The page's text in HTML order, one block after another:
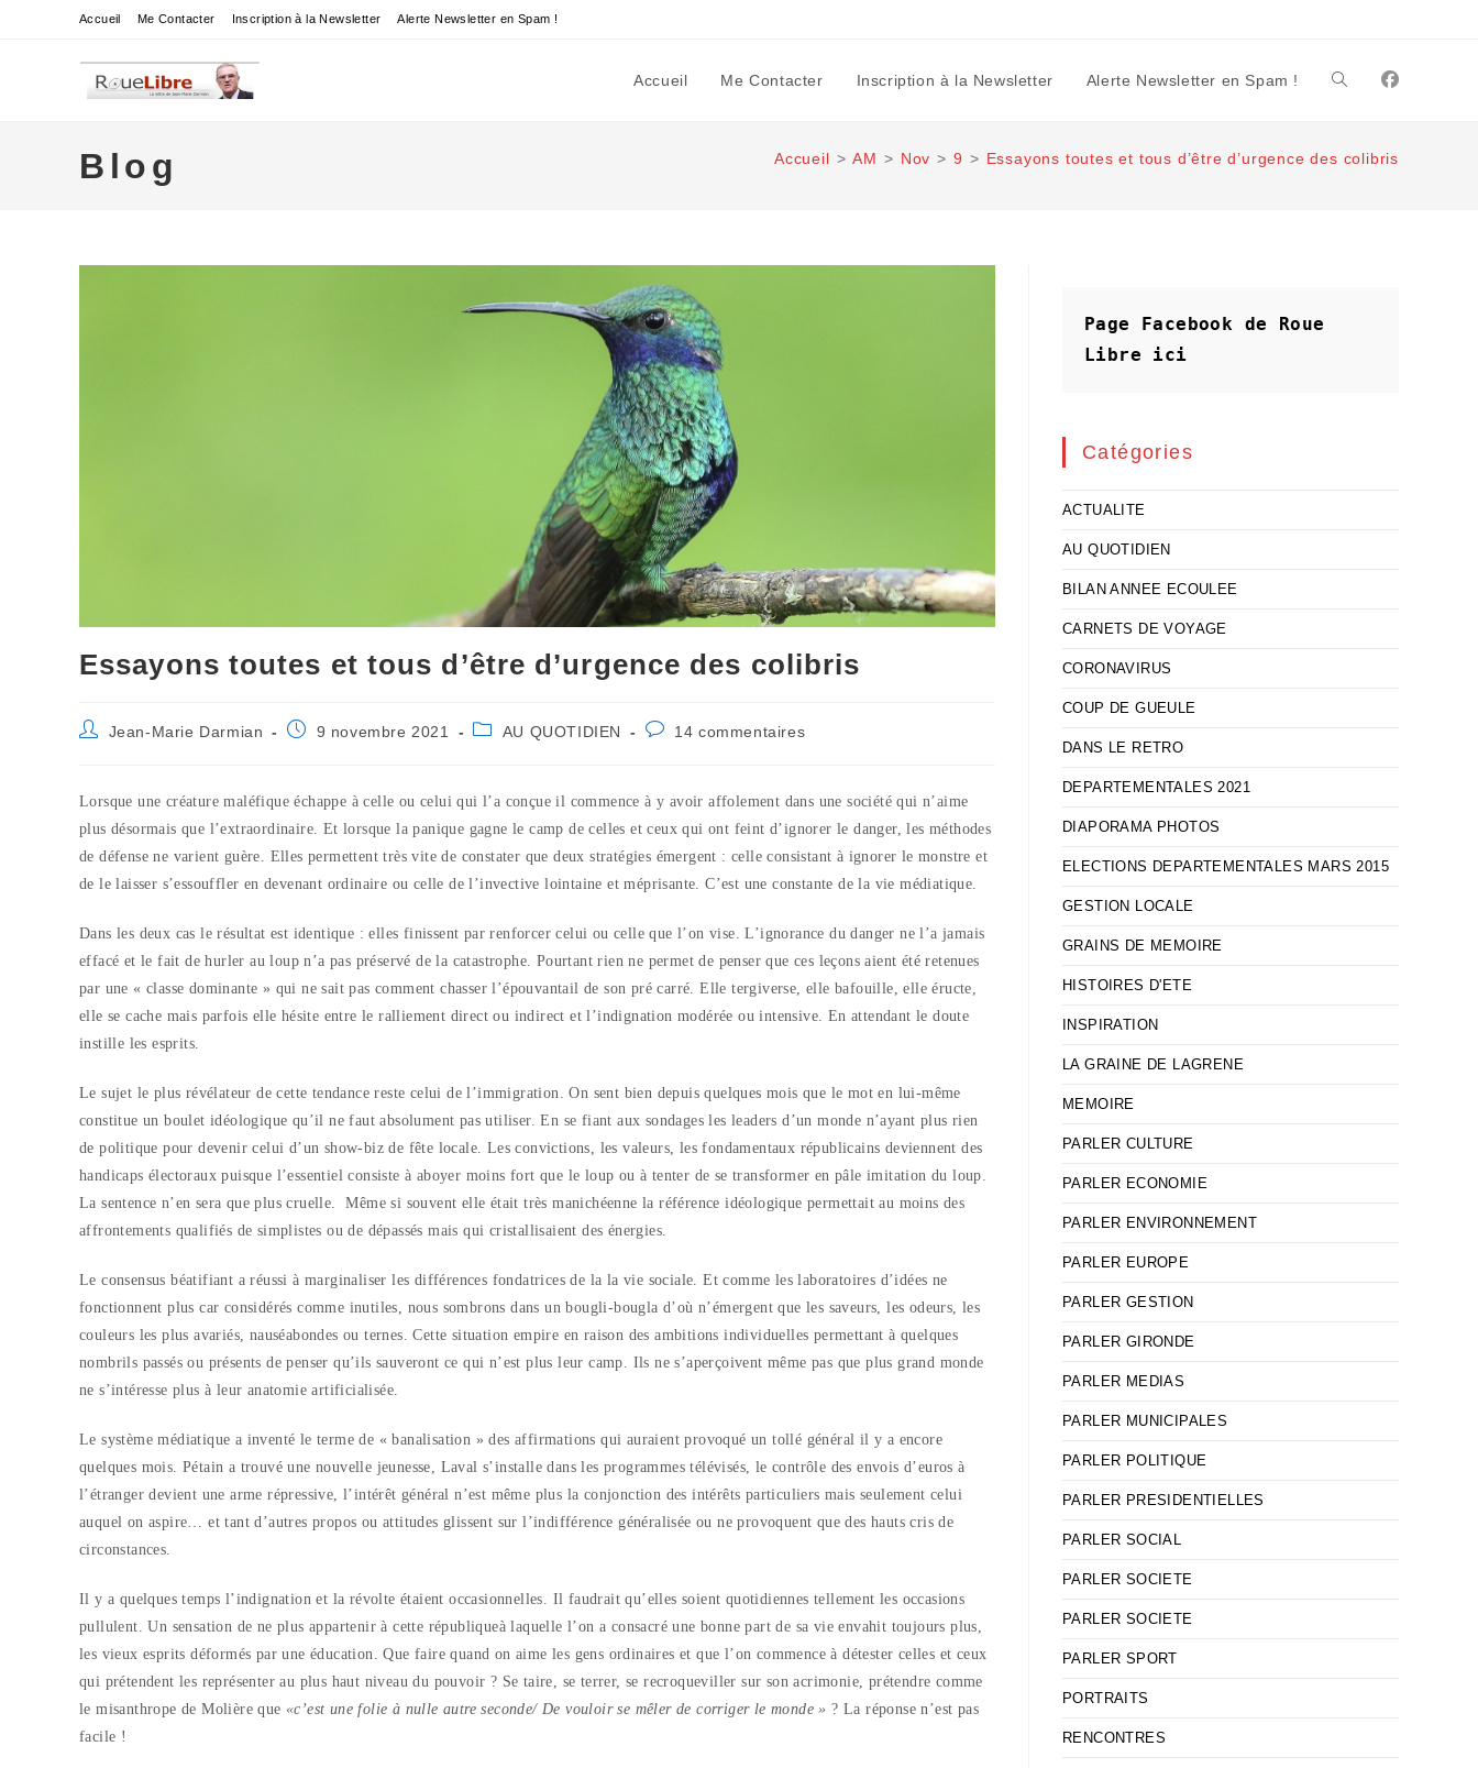
Accueil Me Contacter Inscription à la Newsletter Alerte Newsletter en Spam !
Accueil Me Contacter Inscription à la Newsletter Alerte Newsletter en Spam ! Toggle
website
Blog Accueil > AM > Nov > 9 > Essayons toutes et tous d’être d’urgence des colibris
Essayons toutes et tous d’être d’urgence des colibris
Auteur/autrice
Jean-Marie Darmian
Publication
9 novembre 2021
PostAU QUOTIDIEN
Commentaires
14 commentaires
Lorsque une créature maléfique échappe à celle ou celui qui l’a conçue il commence à y avoir affolement dans une société qui n’aime
plus désormais que l’extraordinaire. Et lorsque la panique gagne le camp de celles et ceux qui ont feint d’ignorer le danger, les méthodes
de défense ne varient guère. Elles permettent très vite de constater que deux stratégies émergent : celle consistant à ignorer le monstre et
de le laisser s’essouffler en devenant ordinaire ou celle de l’invective lointaine et méprisante. C’est une constante de la vie médiatique.
Dans les deux cas le résultat est identique : elles finissent par renforcer celui ou celle que l’on vise. L’ignorance du danger ne l’a jamais
effacé et le fait de hurler au loup n’a pas préservé de la catastrophe. Pourtant rien ne permet de penser que ces leçons aient été retenues
par une « classe dominante » qui ne sait pas comment chasser l’épouvantail de son pré carré. Elle tergiverse, elle bafouille, elle éructe,
elle se cache mais parfois elle hésite entre le ralliement direct ou indirect et l’indignation modérée ou intensive. En attendant le doute
instille les esprits.
Le sujet le plus révélateur de cette tendance reste celui de l’immigration. On sent bien depuis quelques mois que le mot en lui-même
constitue un boulet idéologique qu’il ne faut absolument pas utiliser. En se fiant aux sondages les leaders d’un monde n’ayant plus rien
de politique pour devenir celui d’un show-biz de fête locale. Les convictions, les valeurs, les fondamentaux républicains deviennent des
handicaps électoraux puisque l’essentiel consiste à aboyer moins fort que le loup ou à tenter de se transformer en pâle imitation du loup.
La sentence n’en sera que plus cruelle.Même si souvent elle était très manichéenne la référence idéologique permettait au moins des
affrontements qualifiés de simplistes ou de dépassés mais qui cristallisaient des énergies.
Le consensus béatifiant a réussi à marginaliser les différences fondatrices de la la vie sociale. Et comme les laboratoires d’idées ne
fonctionnent plus car considérés comme inutiles, nous sombrons dans un bougli-bougla d’où n’émergent que les saveurs, les odeurs, les
couleurs les plus avariés, nauséabondes ou ternes. Cette situation empire en raison des ambitions individuelles permettant à quelques
nombrils passés ou présents de penser qu’ils sauveront ce qui n’est plus leur camp. Ils ne s’aperçoivent même pas que plus grand monde
ne s’intéresse plus à leur anatomie artificialisée.
Le système médiatique a inventé le terme de « banalisation » des affirmations qui auraient provoqué un tollé général il y a encore
quelques mois. Pétain a trouvé une nouvelle jeunesse, Laval s’installe dans les programmes télévisés, le contrôle des envois d’euros à
l’étranger devient une arme répressive, l’intérêt général n’est même plus la conjonction des intérêts particuliers mais seulement celui
auquel on aspire… et tant d’autres propos ou attitudes glissent sur l’indifférence généralisée ou ne provoquent que des hauts cris de
circonstances.
Il y a quelques temps l’indignation et la révolte étaient occasionnelles. Il faudrait qu’elles soient quotidiennes tellement les occasions
pullulent. Un sensation de ne plus appartenir à cette républiqueà laquelle l’on a consacré une bonne part de sa vie envahit toujours plus,
les vieux esprits déformés par une éducation. Que faire quand on aime les gens ordinaires et que l’on commence à détester celles et ceux
qui prétendent les représenter au plus haut niveau du pouvoir ? Se taire, se terrer, se recroqueviller sur son acrimonie, prétendre comme
le misanthrope de Molière que «c’est une folie à nulle autre seconde/ De vouloir se mêler de corriger le monde » ? La réponse n’est pas
facile !
Page Facebook de Roue
Libre
ici
Catégories
ACTUALITE
AU QUOTIDIEN
BILAN ANNEE ECOULEE
CARNETS DE VOYAGE
CORONAVIRUS
COUP DE GUEULE
DANS LE RETRO
DEPARTEMENTALES 2021
DIAPORAMA PHOTOS
ELECTIONS DEPARTEMENTALES MARS 2015
GESTION LOCALE
GRAINS DE MEMOIRE
HISTOIRES D'ETE
INSPIRATION
LA GRAINE DE LAGRENE
MEMOIRE
PARLER CULTURE
PARLER ECONOMIE
PARLER ENVIRONNEMENT
PARLER EUROPE
PARLER GESTION
PARLER GIRONDE
PARLER MEDIAS
PARLER MUNICIPALES
PARLER POLITIQUE
PARLER PRESIDENTIELLES
PARLER SOCIAL
PARLER SOCIETE
PARLER SOCIETE
PARLER SPORT
PORTRAITS
RENCONTRES